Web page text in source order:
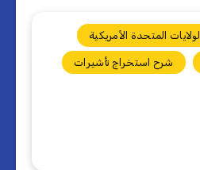
الولايات المتحدة الأمريكية
شرح استخراج تأشيرات